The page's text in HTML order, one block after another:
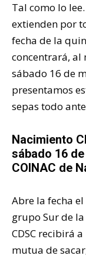
Tal como lo
extienden por
fecha de la
concentrará, al
sábado 16 de
presentamos
sepas todo
Nacimiento
sábado 16
COINAC de
Abre la fecha
grupo Sur de
CDSC recibirá
mutua de